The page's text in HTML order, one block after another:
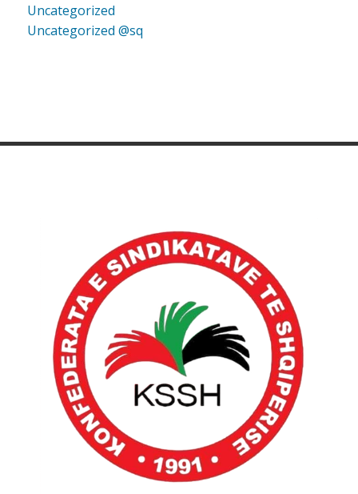
Uncategorized
Uncategorized @sq